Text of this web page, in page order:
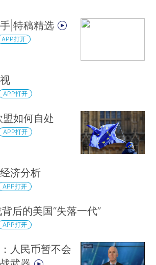
|特稿精选
APP打开
APP打开
如何自处
APP打开
济分析
APP打开
后的美国“失落一代”
APP打开
人民币暂不会